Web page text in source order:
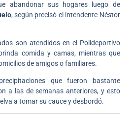
abandonar sus hogares luego de
, según precisó el intendente Néstor
son atendidos en el Polideportivo
comida y camas, mientras que
de amigos o familiares.
que fueron bastante
a las de semanas anteriores, y esto
a tomar su cauce y desbordó.